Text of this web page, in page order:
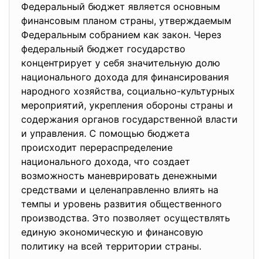
Федеральный бюджет является основным
финансовым планом страны, утверждаемым
Федеральным собранием как закон. Через
федеральный бюджет государство
концентрирует у себя значительную долю
национального дохода для финансирования
народного хозяйства, социально-культурных
мероприятий, укрепления обороны страны и
содержания органов государственной власти
и управления. С помощью бюджета
происходит перераспределение
национального дохода, что создает
возможность маневрировать денежными
средствами и целенаправленно влиять на
темпы и уровень развития общественного
производства. Это позволяет осуществлять
единую экономическую и финансовую
политику на всей территории страны.